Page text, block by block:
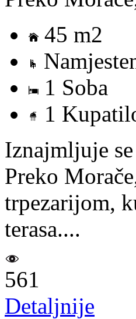
45 m2
1 Soba
1
Iznajmljuje
Preko
trpezarijom,
terasa....
561
Detaljnije